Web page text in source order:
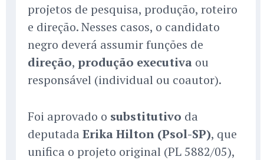
projetos de pesquisa, produção, roteiro
e direção. Nesses casos, o candidato
negro deverá assumir funções de
direção, produção executiva ou
responsável (individual ou coautor).
Foi aprovado o substitutivo da
deputada Erika Hilton (Psol-SP), que
unifica o projeto original (PL 5882/05),